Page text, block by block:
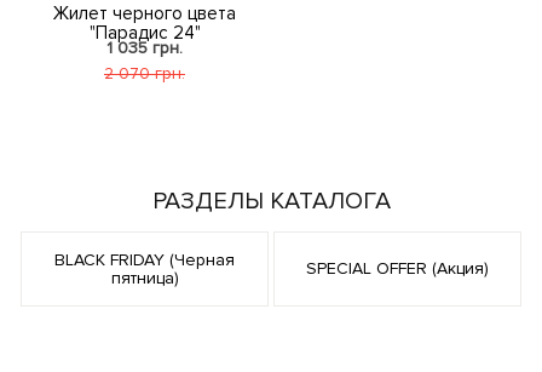
Жилет черного цвета
"Парадис 24"
1 035 грн.
2 070 грн.
РАЗДЕЛЫ КАТАЛОГА
BLACK FRIDAY (Черная
пятница)
SPECIAL OFFER (Акция)